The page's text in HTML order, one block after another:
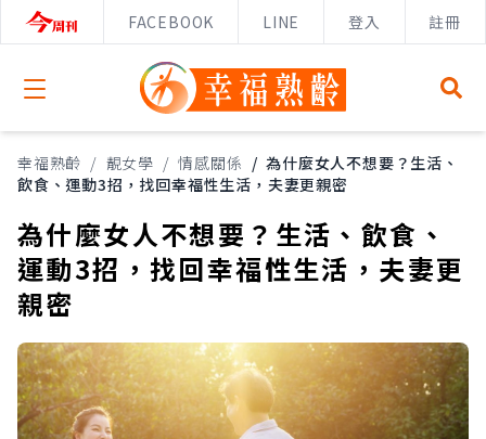
FACEBOOK LINE 登入 註冊
Open menu
幸福熟齡 / 靚女學 / 情感關係 / 為什麼女人不想要？生活、
飲食、運動3招，找回幸福性生活，夫妻更親密
為什麼女人不想要？生活、飲食、
運動3招，找回幸福性生活，夫妻更
親密